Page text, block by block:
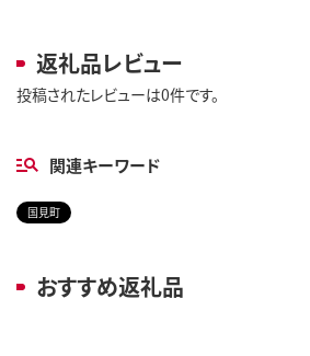
返礼品レビュー
投稿されたレビューは0件です。
関連キーワード
国見町
おすすめ返礼品